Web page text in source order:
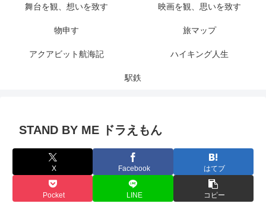
舞台を観、想いを致す 映画を観、思いを致す
物申す 旅マップ
アクアビット航海記 ハイキング人生
駅鉄
STAND BY ME ドラえもん
X Facebook はてブ
Pocket LINE コピー